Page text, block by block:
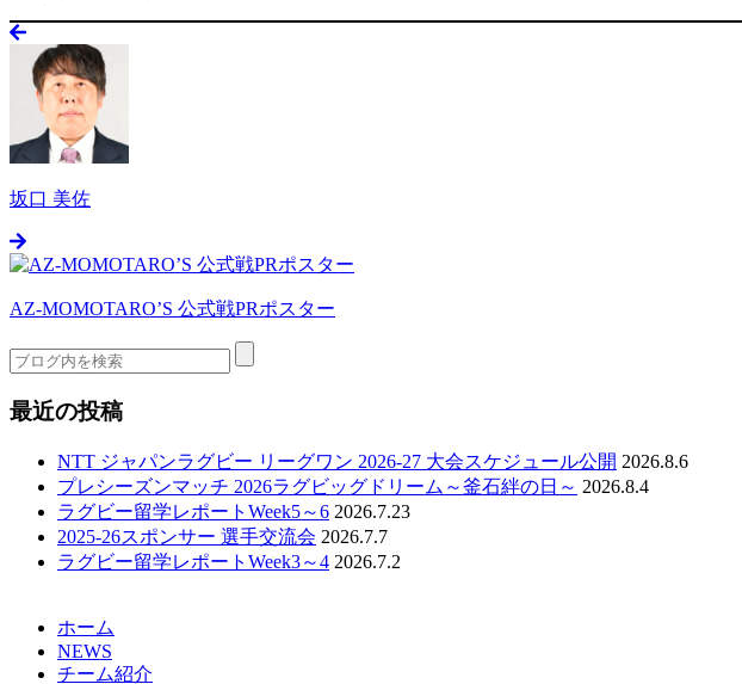
坂口 美佐
AZ-MOMOTARO’S 公式戦PRポスター
最近の投稿
NTT ジャパンラグビー リーグワン 2026-27 大会スケジュール公開 2026.8.6
プレシーズンマッチ 2026ラグビッグドリーム～釜石絆の日～ 2026.8.4
ラグビー留学レポートWeek5～6 2026.7.23
2025-26スポンサー 選手交流会 2026.7.7
ラグビー留学レポートWeek3～4 2026.7.2
ホーム
NEWS
チーム紹介